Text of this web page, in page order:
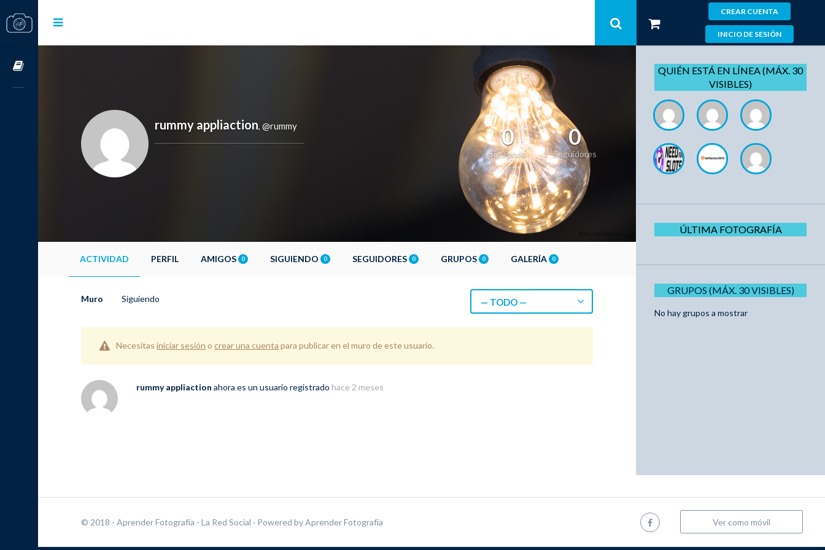
CREAR CUENTA
INICIO DE SESIÓN
rummy appliaction, @rummy 0
Siguiendo
0
Seguidores
ACTIVIDAD PERFIL AMIGOS 0 SIGUIENDO 0 SEGUIDORES 0 GRUPOS 0 GALERÍA 0
Muro Siguiendo — TODO —
Necesitas iniciar sesión o crear una cuenta para publicar en el muro de este usuario.
rummy appliaction ahora es un usuario registrado hace 2 meses
QUIÉN ESTÁ EN LÍNEA (MÁX. 30
VISIBLES)
ÚLTIMA FOTOGRAFÍA
GRUPOS (MÁX. 30 VISIBLES)
No hay grupos a mostrar
© 2018 - Aprender Fotografía - La Red Social · Powered byAprender Fotografía